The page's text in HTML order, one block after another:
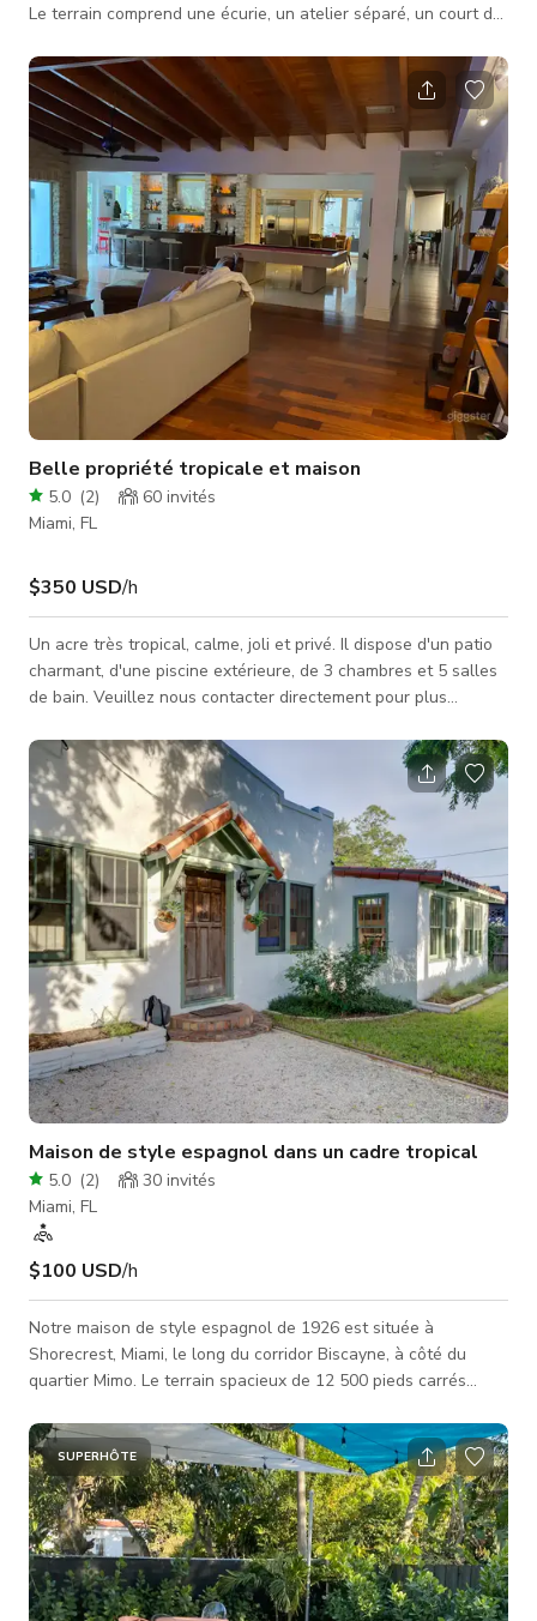
Le terrain comprend une écurie, un atelier séparé, un court de
construite en 1967. Terrasse surélevée avec grande piscine à
quelques pas de la maison d'hôtes, isolée au centre de la
propriété. De nombreuses zones avec différentes scènes à
utiliser. La maison d'hôtes est utilisée comme location d
Belle propriété tropicale et maison
5.0 (2) 60 invités
Miami, FL
$350 USD/h
Un acre très tropical, calme, joli et privé. Il dispose d'un patio
charmant, d'une piscine extérieure, de 3 chambres et 5 salles
de bain. Veuillez nous contacter directement pour plus
Maison de style espagnol dans un cadre tropical
5.0 (2) 30 invités
Miami, FL
$100 USD/h
Notre maison de style espagnol de 1926 est située à
Shorecrest, Miami, le long du corridor Biscayne, à côté du
quartier Mimo. Le terrain spacieux de 12 500 pieds carrés
piscine et deux structures distinctes : une maison principale et
une petite maison arrière.
SUPERHÔTE